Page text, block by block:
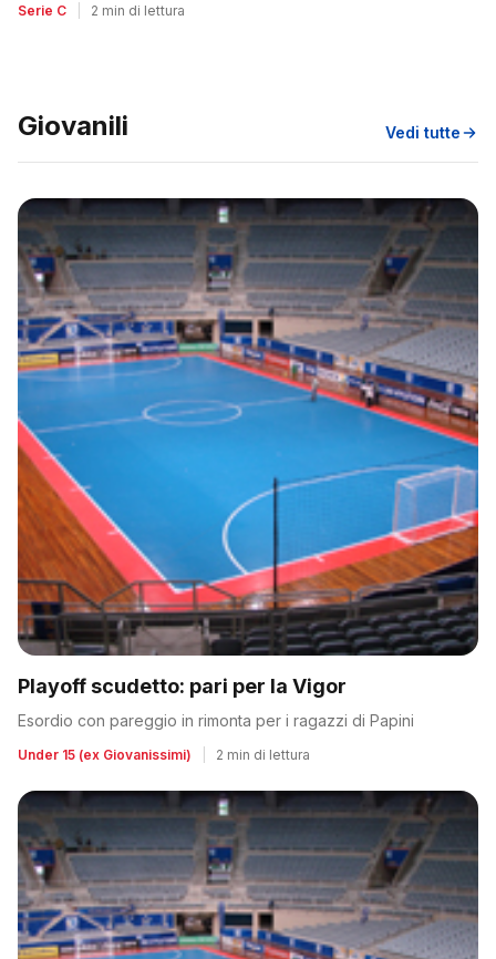
Serie C 2 min di lettura
Giovanili Vedi tutte
Playoff scudetto: pari per la Vigor
Esordio con pareggio in rimonta per i ragazzi di Papini
Under 15 (ex Giovanissimi) 2 min di lettura